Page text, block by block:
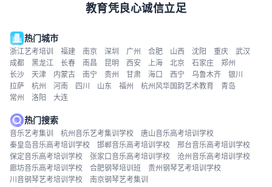
教育凭良心诚信立足
热门城市
浙江艺考培训 福建 南京 深圳 广州 合肥 山西 沈阳 重庆
武汉
成都
黑龙江 长春 南昌 昆明 西安 上海 北京 石家庄
郑州
长沙
天津 内蒙古 南宁 贵州 甘肃 海口 西宁 乌鲁木齐
银川
拉萨
杭州 河南 四川 山东 福州 杭州风华国韵艺术教育
青岛
常州
洛阳 大连
热门搜索
音乐艺考集训 杭州音乐艺考集训学校
唐山音乐高考培训学校
秦皇岛音乐高考培训学校
邯郸音乐高考培训学校
邢台音乐高考培训学校
保定音乐高考培训学校
张家口音乐高考培训学校
沧州音乐高考培训学校
廊坊音乐高考培训学校
合肥钢琴培训班
贵州钢琴艺考培训学校
川音钢琴艺考培训学校
南京钢琴艺考集训